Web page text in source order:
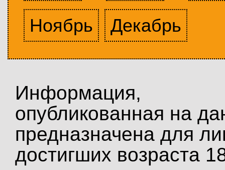
Ноябрь
Декабрь
Информация,
опубликованная на
предназначена для
достигших возраста